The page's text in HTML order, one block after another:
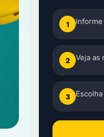
1
2 Veja as
3